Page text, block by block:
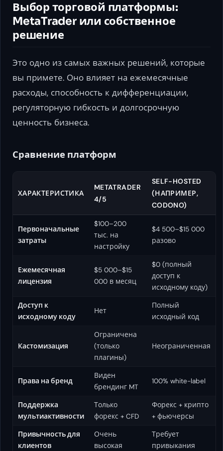
Выбор торговой платформы:
MetaTrader или собственное
решение
Это одно из самых важных решений, которые
вы примете. Оно влияет на ежемесячные
расходы, способность к дифференциации,
регуляторную гибкость и долгосрочную
ценность бизнеса.
Сравнение платформ
ХАРАКТЕРИСТИКА
METATRADER
4/5
SELF-HOSTED
(НАПРИМЕР,
CODONO)
Первоначальные
затраты
$100–200
тыс. на
настройку
$4 500–$15 000
разово
Ежемесячная
лицензия
$5 000–$15
000 в месяц
$0 (полный
доступ к
исходному коду)
Доступ к
исходному коду
Нет
Полный
исходный код
Кастомизация
Ограничена
(только
плагины)
Неограниченная
Права на бренд
Виден
брендинг MT
100% white-label
Поддержка
мультиактивности
Только
форекс + CFD
Форекс + крипто
+ фьючерсы
Привычность для
клиентов
Очень
высокая
Требует
привыкания